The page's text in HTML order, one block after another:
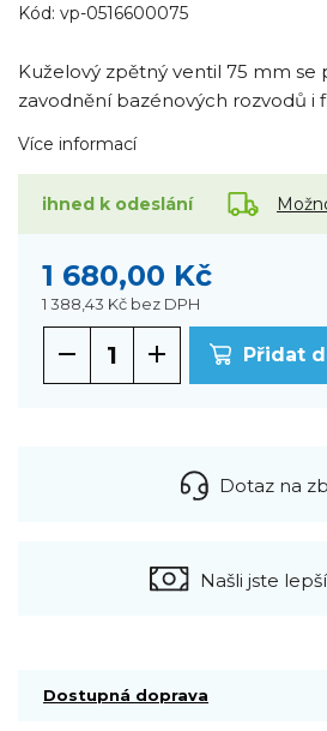
Kód: vp-0516600075
Kuželový zpětný ventil 75 mm se
zavodnění bazénových rozvodů i
Více informací
ihned k odeslání
1 680,00 Kč
1 388,43 Kč bez DPH
Přidat
Dotaz na
Našli jste
Dostupná doprava